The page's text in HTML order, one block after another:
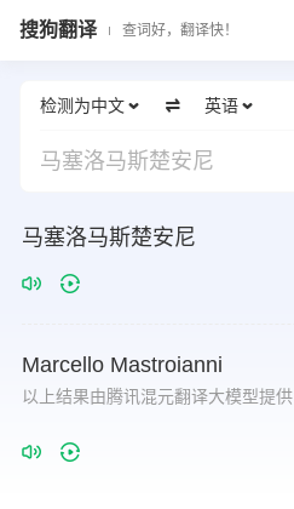
搜狗翻译 查词好，翻译快！
检测为中文 英语
马塞洛马斯楚安尼
马塞洛马斯楚安尼
Marcello Mastroianni
以上结果由腾讯混元翻译大模型提供